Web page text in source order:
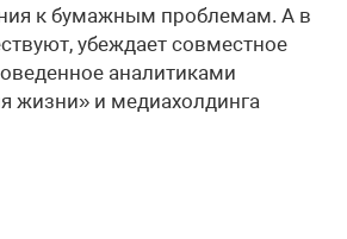
к бумажным проблемам. А в
убеждает совместное
аналитиками
жизни» и медиахолдинга